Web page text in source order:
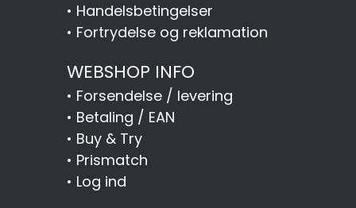
• Handelsbetingelser
• Fortrydelse og reklamation
WEBSHOP INFO
• Forsendelse / levering
• Betaling / EAN
• Buy & Try
• Prismatch
• Log ind